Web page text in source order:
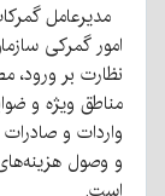
مدیرعامل
امور گمرکی
نظارت بر ورود،
مناطق ویژه و
واردات و
و وصول